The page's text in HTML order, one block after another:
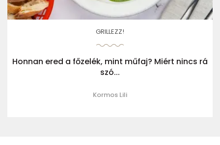
GRILLEZZ!
Honnan ered a főzelék, mint műfaj? Miért nincs rá
szó...
Kormos Lili